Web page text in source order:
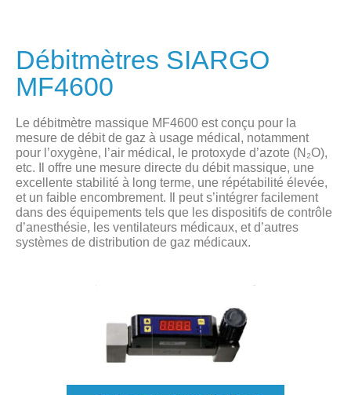
Débitmètres SIARGO
MF4600
Le débitmètre massique MF4600 est conçu pour la
mesure de débit de gaz à usage médical, notamment
pour l’oxygène, l’air médical, le protoxyde d’azote (N₂O),
etc. Il offre une mesure directe du débit massique, une
excellente stabilité à long terme, une répétabilité élevée,
et un faible encombrement. Il peut s’intégrer facilement
dans des équipements tels que les dispositifs de contrôle
d’anesthésie, les ventilateurs médicaux, et d’autres
systèmes de distribution de gaz médicaux.